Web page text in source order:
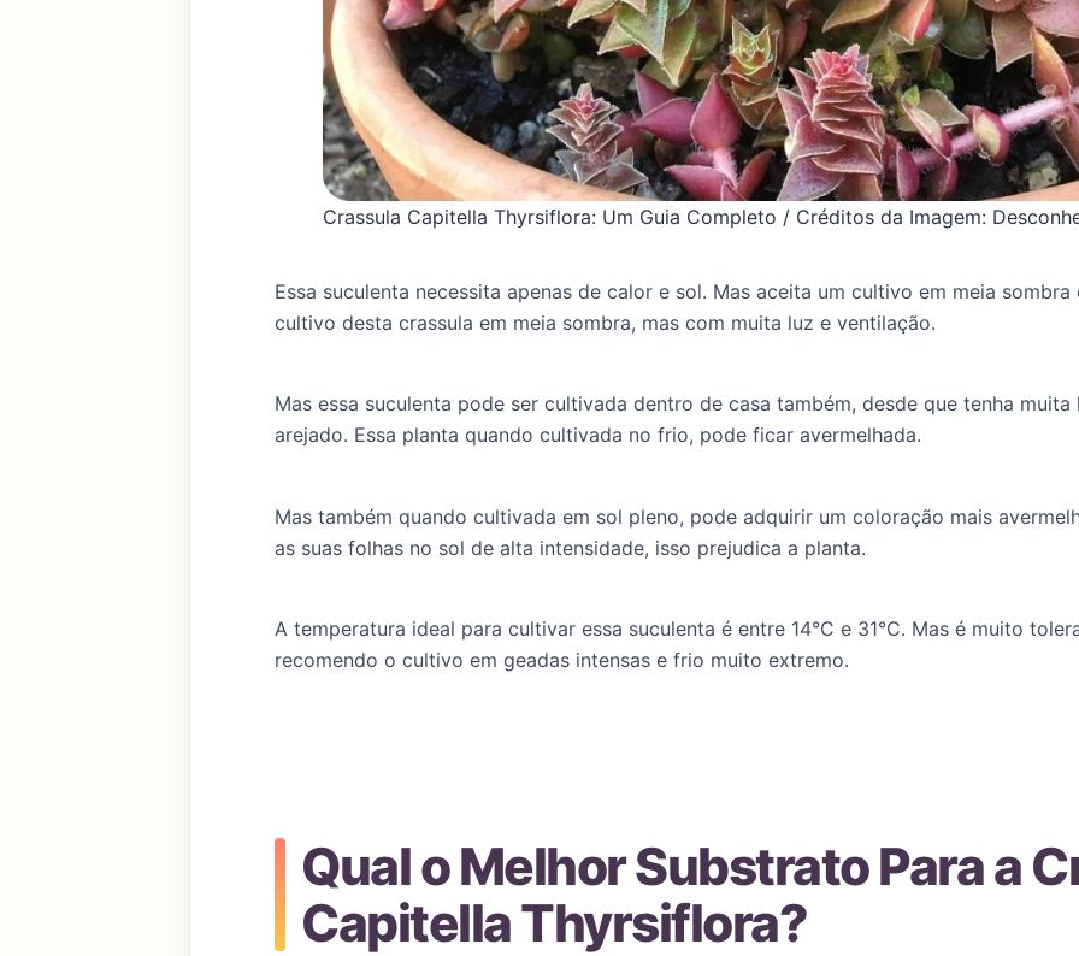
Crassula Capitella Thyrsiflora: Um Guia Completo / Créditos da Imagem:
Essa suculenta necessita apenas de calor e sol. Mas aceita um cultivo em meia
cultivo desta crassula em meia sombra, mas com muita luz e ventilação.
Mas essa suculenta pode ser cultivada dentro de casa também, desde que tenha
arejado. Essa planta quando cultivada no frio, pode ficar avermelhada.
Mas também quando cultivada em sol pleno, pode adquirir um coloração mais
as suas folhas no sol de alta intensidade, isso prejudica a planta.
A temperatura ideal para cultivar essa suculenta é entre 14°C e 31°C. Mas é muito
recomendo o cultivo em geadas intensas e frio muito extremo.
Qual o Melhor Substrato Para a
Capitella Thyrsiflora?